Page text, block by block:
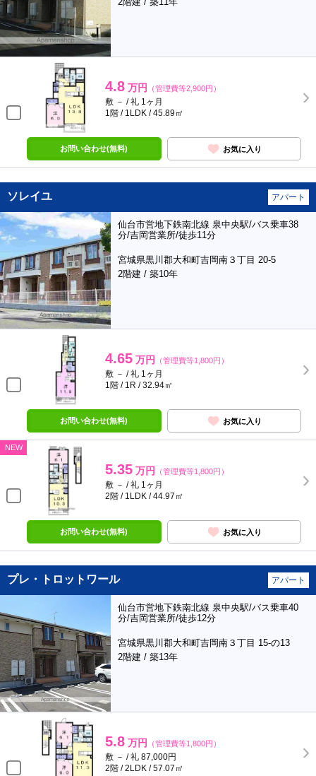
4.8 万円 （管理費等2,900円）
敷 － / 礼 1ヶ月
1階 / 1LDK / 45.89㎡
お問い合わせ(無料) お気に入り
ソレイユ アパート
仙台市営地下鉄南北線 泉中央駅/バス乗車38
分/吉岡営業所/徒歩11分
宮城県黒川郡大和町吉岡南３丁目 20-5
2階建 / 築10年
4.65 万円 （管理費等1,800円）
敷 － / 礼 1ヶ月
1階 / 1R / 32.94㎡
お問い合わせ(無料) お気に入り
NEW
5.35 万円 （管理費等1,800円）
敷 － / 礼 1ヶ月
2階 / 1LDK / 44.97㎡
お問い合わせ(無料) お気に入り
プレ・トロットワール アパート
仙台市営地下鉄南北線 泉中央駅/バス乗車40
分/吉岡営業所/徒歩12分
宮城県黒川郡大和町吉岡南３丁目 15-の13
2階建 / 築13年
5.8 万円 （管理費等1,800円）
敷 － / 礼 87,000円
2階 / 2LDK / 57.07㎡